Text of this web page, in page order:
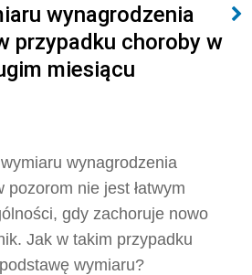
wynagrodzenia
przypadku choroby w
miesiącu
wynagrodzenia
nie jest łatwym
gdy zachoruje nowo
Jak w takim przypadku
wymiaru?